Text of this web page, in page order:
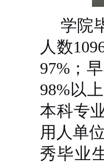
学院
人数
97%；
98%以
本科专
用人单
秀毕业